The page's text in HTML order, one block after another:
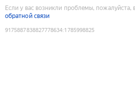
Если у вас возникли проблемы, пожалуйста,
обратной связи
9175887838827778634:1785998825